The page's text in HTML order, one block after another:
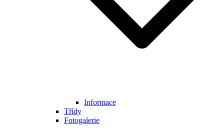
Informace
Třídy
Fotogalerie